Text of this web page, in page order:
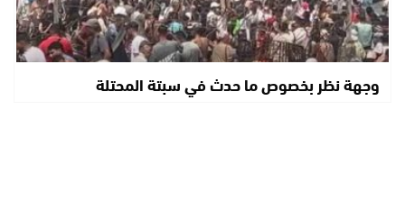
وجهة نظر بخصوص ما حدث في سبتة المحتلة